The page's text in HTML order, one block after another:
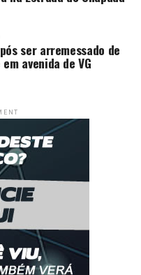
ser arremessado de
avenida de VG